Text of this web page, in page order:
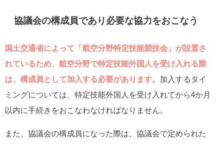
協議会の構成員であり必要な協力をおこなう
国土交通省によって「航空分野特定技能競技会」が設置さ
れているため、航空分野で特定技能外国人を受け入れる際
は、構成員として加入する必要があります。 加入するタイ
ミングについては、特定技能外国人を受け入れてから4か月
以内に手続きをおこなわなければなりません。
また、協議会の構成員になった際は、協議会で定められた